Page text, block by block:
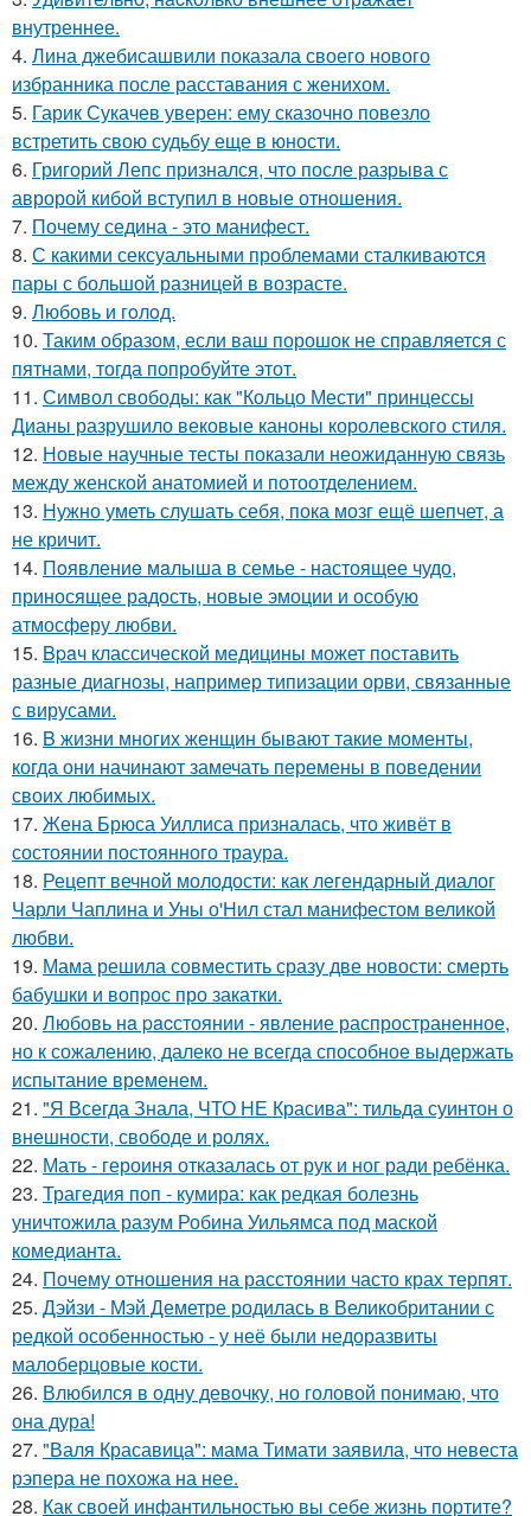
внутреннее.
4. Лина джебисашвили показала своего нового
избранника после расставания с женихом.
5. Гарик Сукачев уверен: ему сказочно повезло
встретить свою судьбу еще в юности.
6. Григорий Лепс признался, что после разрыва с
авророй кибой вступил в новые отношения.
7. Почему седина - это манифест.
8. С какими сексуальными проблемами сталкиваются
пары с большой разницей в возрасте.
9. Любовь и гoлoд.
10. Таким образом, если ваш порошок не справляется с
пятнами, тогда попробуйте этот.
11. Символ свободы: как "Кольцо Мести" принцессы
Дианы разрушило вековые каноны королевского стиля.
12. Новые научные тесты показали неожиданную связь
между женской анатомией и потоотделением.
13. Нужно уметь слушать себя, пока мозг ещё шепчет, а
не кричит.
14. Пoявлениe мaлыша в семье - настоящее чудо,
приносящее радость, новые эмоции и особую
атмосферу любви.
15. Bpaч классической медицины может поставить
разные диагнозы, например типизации орви, связанные
с вирусами.
16. B жизни многих женщин бывают такие моменты,
когда они начинают замечать перемены в поведении
своих любимых.
17. Жена Брюса Уиллиса призналась, что живёт в
состоянии постоянного траура.
18. Рецепт вечной молодости: как легендарный диалог
Чарли Чаплина и Уны о'Нил стал манифестом великой
любви.
19. Мама решила совместить сразу две новости: смерть
бабушки и вопрос про закатки.
20. Любовь нa pacстоянии - явление распространенное,
но к сожалению, далеко не всегда способное выдержать
испытание временем.
21. "Я Всегда Знала, ЧТО НЕ Красива": тильда суинтон о
внешности, свободе и ролях.
22. Мать - героиня отказалась от рук и ног ради ребёнка.
23. Трагедия поп - кумира: как редкая болезнь
уничтожила разум Робина Уильямса под маской
комедианта.
24. Почему отношения на расстоянии часто крах терпят.
25. Дэйзи - Мэй Деметре родилась в Великобритании с
редкой особенностью - у неё были недоразвиты
малоберцовые кости.
26. Влюбился в одну девочку, но головой понимаю, что
она дура!
27. "Валя Красавица": мама Тимати заявила, что невеста
рэпера не похожа на нее.
28. Как своей инфантильностью вы себе жизнь портите?